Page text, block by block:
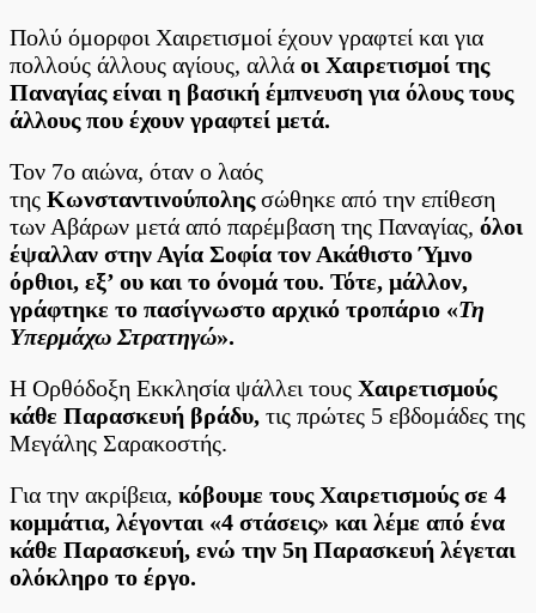
Πολύ όμορφοι Χαιρετισμοί έχουν γραφτεί και για
πολλούς άλλους αγίους, αλλά οι Χαιρετισμοί της
Παναγίας είναι η βασική έμπνευση για όλους τους
άλλους που έχουν γραφτεί μετά.
Τον 7ο αιώνα, όταν ο λαός
της Κωνσταντινούποληςσώθηκε από την επίθεση
των Αβάρων μετά από παρέμβαση της Παναγίας, όλοι
έψαλλαν στην Αγία Σοφία τον Ακάθιστο Ύμνο
όρθιοι, εξ’ ου και το όνομά του. Τότε, μάλλον,
γράφτηκε το πασίγνωστο αρχικό τροπάριο «Τη
Υπερμάχω Στρατηγώ».
Η Ορθόδοξη Εκκλησία ψάλλει τους Χαιρετισμούς
κάθε Παρασκευή βράδυ, τις πρώτες 5 εβδομάδες της
Μεγάλης Σαρακοστής.
Για την ακρίβεια, κόβουμε τους Χαιρετισμούς σε 4
κομμάτια, λέγονται «4 στάσεις» και λέμε από ένα
κάθε Παρασκευή, ενώ την 5η Παρασκευή λέγεται
ολόκληρο το έργο.